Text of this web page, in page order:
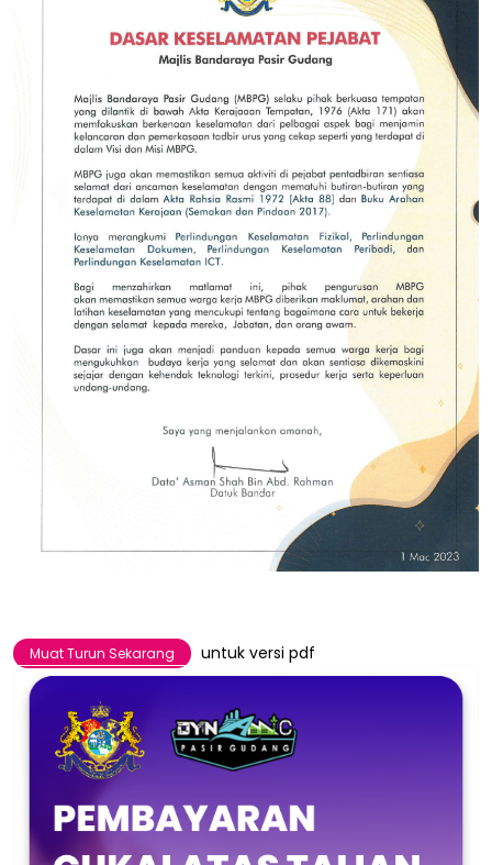
Muat Turun Sekarang untuk versi pdf